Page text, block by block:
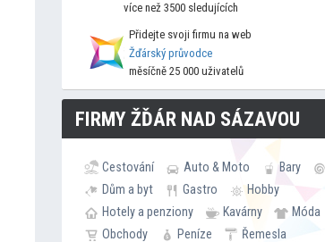
více než 3500 sledujících
Přidejte svoji firmu na web
Žďárský průvodce
měsíčně 25 000 uživatelů
FIRMY ŽĎÁR NAD SÁZAVOU
Cestování Auto & Moto Bary
Dům a byt
Gastro
Hobby
Hotely a penziony
Kavárny
Móda
Obchody
Peníze
Řemesla